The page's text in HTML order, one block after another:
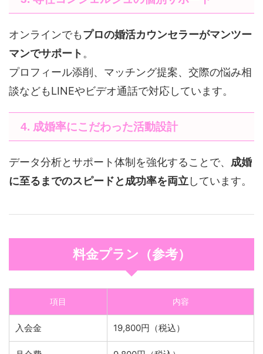
オンラインでもプロの婚活カウンセラーがマンツー
マンでサポート 。
プロフィール添削、マッチング提案、交際の悩み相
談などもLINEやビデオ通話で対応しています。
4. 成婚率にこだわった活動設計
データ分析とサポート体制を強化することで、 成婚
に至るまでのスピードと成功率を両立 しています。
料金プラン（参考）
項目 内容
入会金 19,800円（税込）